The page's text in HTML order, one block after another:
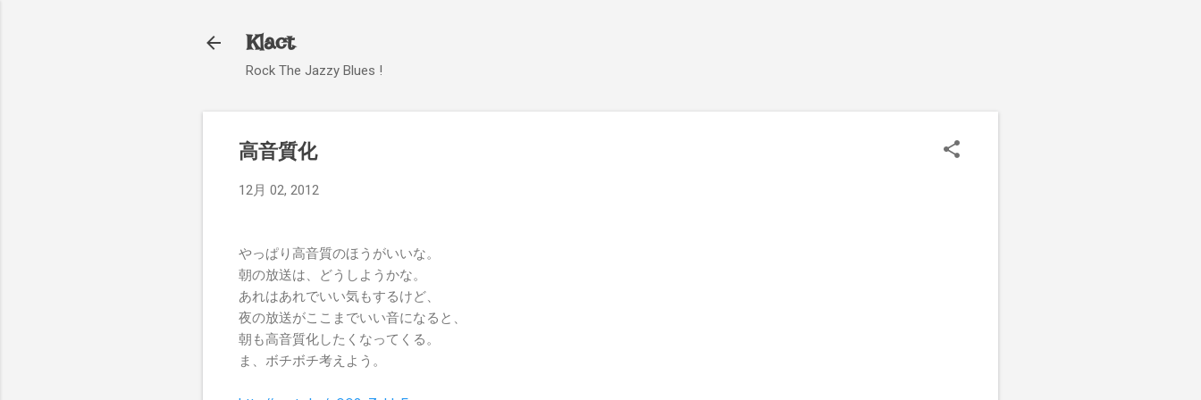
Klact
Rock The Jazzy Blues !
高音質化
12月 02, 2012
やっぱり高音質のほうがいいな。
朝の放送は、どうしようかな。
あれはあれでいい気もするけど、
夜の放送がここまでいい音になると、
朝も高音質化したくなってくる。
ま、ボチボチ考えよう。